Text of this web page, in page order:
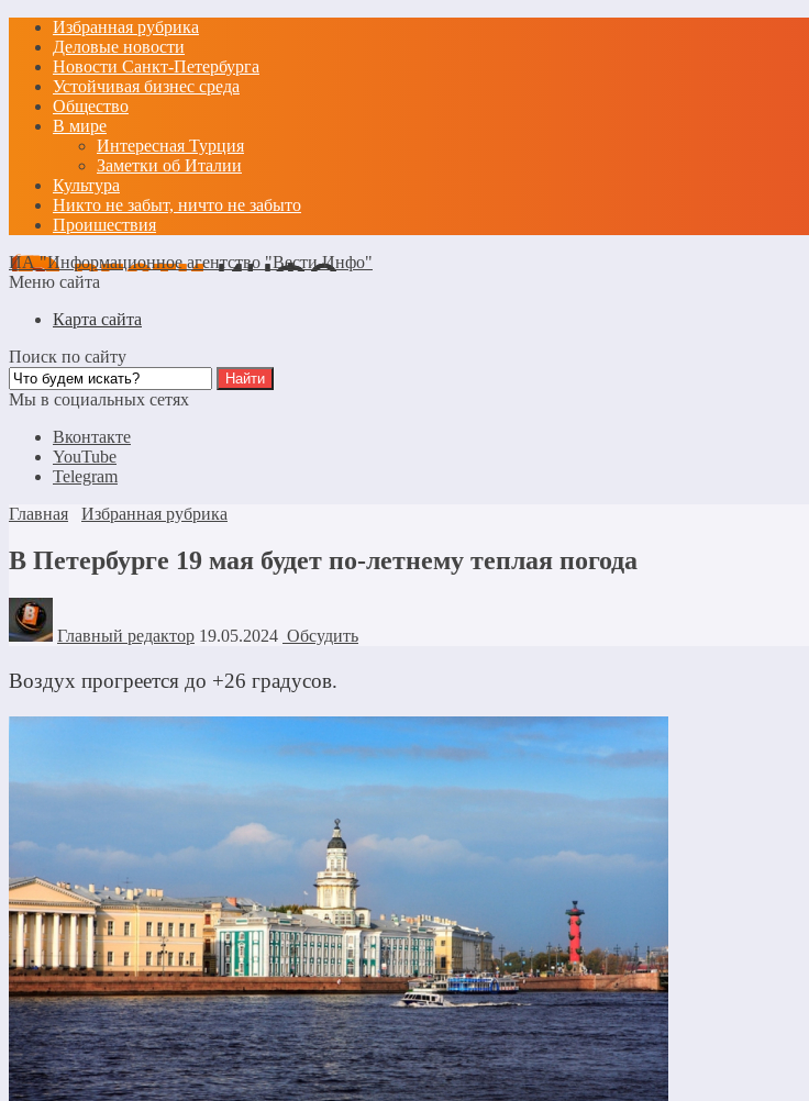
Избранная рубрика
Деловые новости
Новости Санкт-Петербурга
Устойчивая бизнес среда
Общество
В мире
Интересная Турция
Заметки об Италии
Культура
Никто не забыт, ничто не забыто
Проишествия
ИА "Информационное агентство "Вести Инфо"
Меню сайта
Карта сайта
Поиск по сайту
Мы в социальных сетях
Вконтакте
YouTube
Telegram
Главная
Избранная рубрика
В Петербурге 19 мая будет по-летнему теплая погода
Главный редактор 19.05.2024 Обсудить
Воздух прогреется до +26 градусов.